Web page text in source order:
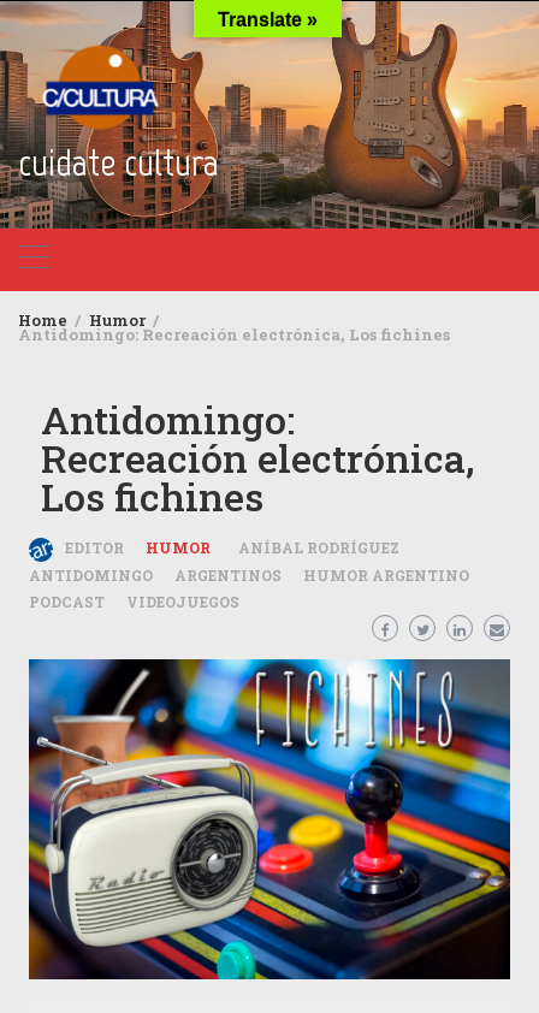
Skip
to
content
cuidate cultura
Home Humor
Antidomingo: Recreación electrónica, Los fichines
Antidomingo:
Recreación electrónica,
Los fichines
EDITOR HUMOR
ANÍBAL RODRÍGUEZ
ANTIDOMINGO
ARGENTINOS
HUMOR ARGENTINO
PODCAST
VIDEOJUEGOS
Translate »